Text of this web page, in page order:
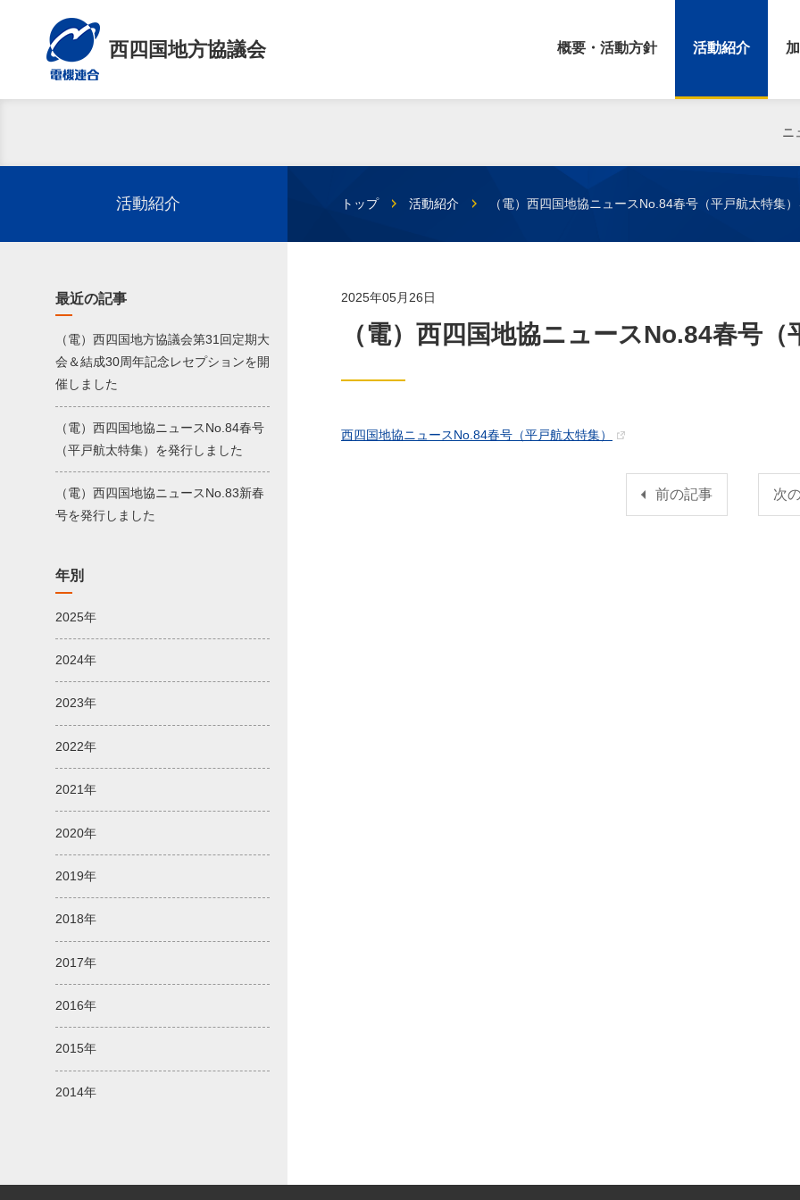
西四国地方協議会 概要・活動方針 活動紹介
ニ
トップ 活動紹介 （電）西四国地協ニュースNo.84春号（平戸航太特集
活動紹介
2025年05月26日
（電）西四国地協ニュースNo.84春号
西四国地協ニュースNo.84春号（平戸航太特集）
前の記事 次
最近の記事
（電）西四国地方協議会第31回定期大
会＆結成30周年記念レセプションを開
催しました
（電）西四国地協ニュースNo.84春号
（平戸航太特集）を発行しました
（電）西四国地協ニュースNo.83新春
号を発行しました
年別
2025年
2024年
2023年
2022年
2021年
2020年
2019年
2018年
2017年
2016年
2015年
2014年